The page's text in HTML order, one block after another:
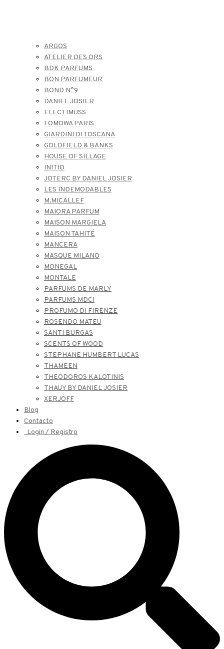
ARGOS
ATELIER DES ORS
BDK PARFUMS
BON PARFUMEUR
BOND N°9
DANIEL JOSIER
ELECTIMUSS
FOMOWA PARIS
GIARDINI DI TOSCANA
GOLDFIELD & BANKS
HOUSE OF SILLAGE
INITIO
JOTERC BY DANIEL JOSIER
LES INDEMODABLES
M.MICALLEF
MAIORA PARFUM
MAISON MARGIELA
MAISON TAHITÉ
MANCERA
MASQUE MILANO
MONEGAL
MONTALE
PARFUMS DE MARLY
PARFUMS MDCI
PROFUMO DI FIRENZE
ROSENDO MATEU
SANTI BURGAS
SCENTS OF WOOD
STEPHANE HUMBERT LUCAS
THAMEEN
THEODOROS KALOTINIS
THAUY BY DANIEL JOSIER
XERJOFF
Blog
Contacto
Login / Registro